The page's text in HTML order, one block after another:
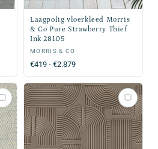
Laagpolig vloerkleed Morris
& Co Pure Strawberry Thief
Ink 28105
Verkoper:
MORRIS & CO
Normale
prijs
€419 - €2.879